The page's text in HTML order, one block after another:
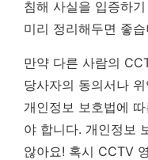
침해 사실을 입증하
미리 정리해두면 좋습
만약 다른 사람의
당사자의 동의서나
개인정보 보호법에
야 합니다. 개인정보
않아요! 혹시 CCTV